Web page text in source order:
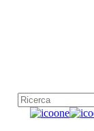
Chiudi
Come